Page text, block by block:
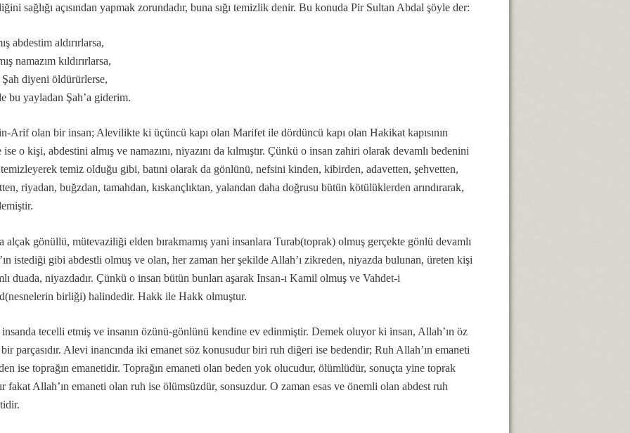
Ali.
sağlığı açısından yapmak zorundadır, buna sığı temizlik denir. Bu konuda Pir Sultan Abdal şöyle der:
abdestim aldırırlarsa,
namazım kıldırırlarsa,
diyeni öldürürlerse,
bu yayladan Şah’a giderim.
Arif olan bir insan; Alevilikte ki üçüncü kapı olan Marifet ile dördüncü kapı olan Hakikat kapısının
o kişi, abdestini almış ve namazını, niyazını da kılmıştır. Çünkü o insan zahiri olarak devamlı bedenini
temiz olduğu gibi, batıni olarak da gönlünü, nefsini kinden, kibirden, adavetten, şehvetten,
riyadan, buğzdan, tamahdan, kıskançlıktan, yalandan daha doğrusu bütün kötülüklerden arındırarak,
alçak gönüllü, mütevaziliği elden bırakmamış yani insanlara Turab(toprak) olmuş gerçekte gönlü devamlı
istediği gibi abdestli olmuş ve olan, her zaman her şekilde Allah’ı zikreden, niyazda bulunan, üreten kişi
duada, niyazdadır. Çünkü o insan bütün bunları aşarak Insan-ı Kamil olmuş ve Vahdet-i
birliği) halindedir. Hakk ile Hakk olmuştur.
tecelli etmiş ve insanın özünü-gönlünü kendine ev edinmiştir. Demek oluyor ki insan, Allah’ın öz
parçasıdır. Alevi inancında iki emanet söz konusudur biri ruh diğeri ise bedendir; Ruh Allah’ın emaneti
ise toprağın emanetidir. Toprağın emaneti olan beden yok olucudur, ölümlüdür, sonuçta yine toprak
fakat Allah’ın emaneti olan ruh ise ölümsüzdür, sonsuzdur. O zaman esas ve önemli olan abdest ruh